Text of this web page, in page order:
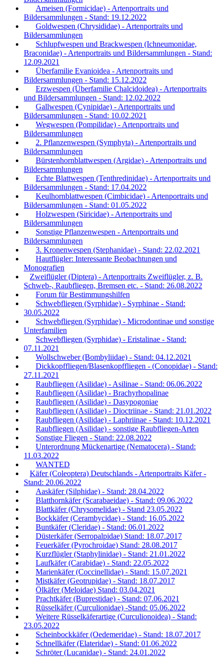
Ameisen (Formicidae) - Artenportraits und
Bildersammlungen - Stand: 19.12.2022
Goldwespen (Chrysididae) - Artenportraits und
Bildersammlungen
Schlupfwespen und Brackwespen (Ichneumonidae,
Braconidae) - Artenportraits und Bildersammlungen - Stand:
12.09.2021
Überfamilie Evanioidea - Artenportraits und
Bildersammlungen - Stand: 15.12.2022
Erzwespen (Überfamilie Chalcidoidea) - Artenportraits
und Bildersammlungen - Stand: 12.02.2022
Gallwespen (Cynipidae) - Artenportraits und
Bildersammlungen - Stand: 10.02.2021
Wegwespen (Pompilidae) - Artenportraits und
Bildersammlungen
2. Pflanzenwespen (Symphyta) - Artenportraits und
Bildersammlungen
Bürstenhornblattwespen (Argidae) - Artenportraits und
Bildersammlungen
Echte Blattwespen (Tenthredinidae) - Artenportraits und
Bildersammlungen - Stand: 17.04.2022
Keulhornblattwespen (Cimbicidae) - Artenportraits und
Bildersammlungen - Stand: 01.05.2022
Holzwespen (Siricidae) - Artenportraits und
Bildersammlungen
Sonstige Pflanzenwespen - Artenportraits und
Bildersammlungen
3. Kronenwespen (Stephanidae) - Stand: 22.02.2021
Hautflügler: Interessante Beobachtungen und
Monografien
Zweiflügler (Diptera) - Artenportraits Zweiflügler, z. B.
Schweb-, Raubfliegen, Bremsen etc. - Stand: 26.08.2022
Forum für Bestimmungshilfen
Schwebfliegen (Syrphidae) - Syrphinae - Stand:
30.05.2022
Schwebfliegen (Syrphidae) - Microdontinae und sonstige
Unterfamilien
Schwebfliegen (Syrphidae) - Eristalinae - Stand:
07.11.2021
Wollschweber (Bombyliidae) - Stand: 04.12.2021
Dickkopffliegen/Blasenkopffliegen - (Conopidae) - Stand:
27.11.2021
Raubfliegen (Asilidae) - Asilinae - Stand: 06.06.2022
Raubfliegen (Asilidae) - Brachyrhopalinae
Raubfliegen (Asilidae) - Dasypogoniae
Raubfliegen (Asilidae) - Dioctriinae - Stand: 21.01.2022
Raubfliegen (Asilidae) - Laphriinae - Stand: 10.12.2021
Raubfliegen (Asilidae) - sonstige Raubfliegen-Arten
Sonstige Fliegen - Stand: 22.08.2022
Unterordnung Mückenartige (Nematocera) - Stand:
11.03.2022
WANTED
Käfer (Coleoptera) Deutschlands - Artenportraits Käfer -
Stand: 20.06.2022
Aaskäfer (Silphidae) - Stand: 28.04.2022
Blatthornkäfer (Scarabaeidae) - Stand: 09.06.2022
Blattkäfer (Chrysomelidae) - Stand 23.05.2022
Bockkäfer (Cerambycidae) - Stand: 16.05.2022
Buntkäfer (Cleridae) - Stand: 06.01.2022
Düsterkäfer (Serropalpidae) Stand: 18.07.2017
Feuerkäfer (Pyrochroidae) Stand: 28.08.2017
Kurzflügler (Staphylinidae) - Stand: 21.01.2022
Laufkäfer (Carabidae) - Stand: 22.05.2022
Marienkäfer (Coccinellidae) - Stand: 15.07.2021
Mistkäfer (Geotrupidae) - Stand: 18.07.2017
Ölkäfer (Meloidae) Stand: 03.04.2021
Prachtkäfer (Buprestidae) - Stand: 07.06.2021
Rüsselkäfer (Curculionidae) -Stand: 05.06.2022
Weitere Rüsselkäferartige (Curculionoidea) - Stand:
23.05.2022
Scheinbockkäfer (Oedemeridae) - Stand: 18.07.2017
Schnellkäfer (Elateridae) - Stand: 01.06.2022
Schröter (Lucanidae) - Stand: 24.01.2022